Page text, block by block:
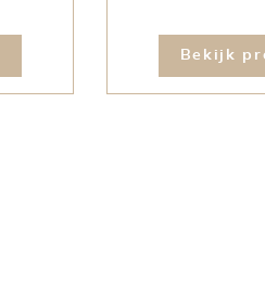
Bekijk